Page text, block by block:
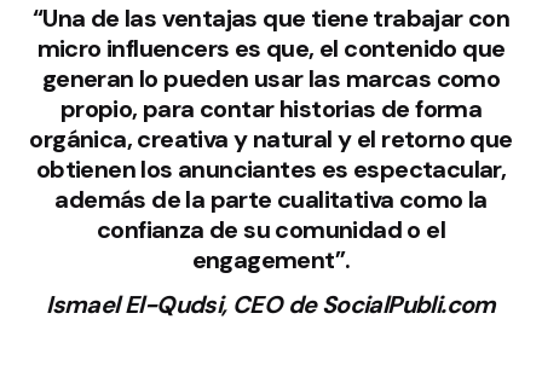
“Una de las ventajas que tiene trabajar con
micro influencers es que, el contenido que
generan lo pueden usar las marcas como
propio, para contar historias de forma
orgánica, creativa y natural y el retorno que
obtienen los anunciantes es espectacular,
además de la parte cualitativa como la
confianza de su comunidad o el
engagement”.
Ismael El-Qudsi, CEO de SocialPubli.com